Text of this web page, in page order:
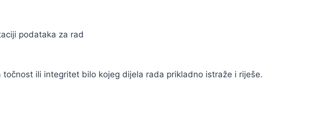
podataka za rad
ili integritet bilo kojeg dijela rada prikladno istraže i riješe.